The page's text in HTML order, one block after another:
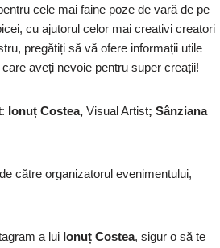
cele mai faine poze de vară de pe
cu ajutorul celor mai creativi creatori
pregătiți să vă ofere informații utile
aveți nevoie pentru super creații!
Ionuț Costea, Visual Artist; Sânziana
către organizatorul evenimentului,
a lui Ionuț Costea, sigur o să te